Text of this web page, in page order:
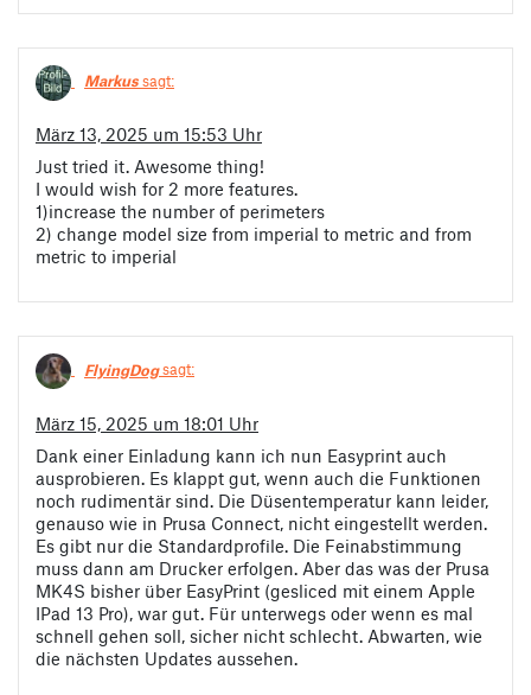
Markussagt:
März 13, 2025 um 15:53 Uhr
Just tried it. Awesome thing!
I would wish for 2 more features.
1)increase the number of perimeters
2) change model size from imperial to metric and from
metric to imperial
FlyingDogsagt:
März 15, 2025 um 18:01 Uhr
Dank einer Einladung kann ich nun Easyprint auch
ausprobieren. Es klappt gut, wenn auch die Funktionen
noch rudimentär sind. Die Düsentemperatur kann leider,
genauso wie in Prusa Connect, nicht eingestellt werden.
Es gibt nur die Standardprofile. Die Feinabstimmung
muss dann am Drucker erfolgen. Aber das was der Prusa
MK4S bisher über EasyPrint (gesliced mit einem Apple
IPad 13 Pro), war gut. Für unterwegs oder wenn es mal
schnell gehen soll, sicher nicht schlecht. Abwarten, wie
die nächsten Updates aussehen.